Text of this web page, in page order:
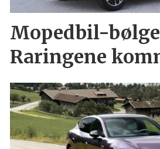
Mopedbil-
Raringene